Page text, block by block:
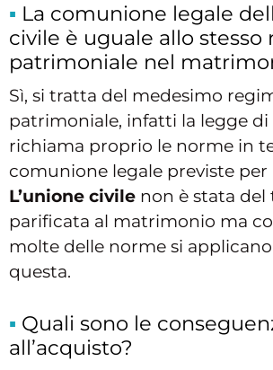
La comunione legale
civile è uguale allo stesso
patrimoniale nel
Sì, si tratta del medesimo
patrimoniale, infatti la legge
richiama proprio le norme in
comunione legale previste
L’unione civile non è stata
parificata al matrimonio ma
molte delle norme si
questa.
Quali sono le
all’acquisto?